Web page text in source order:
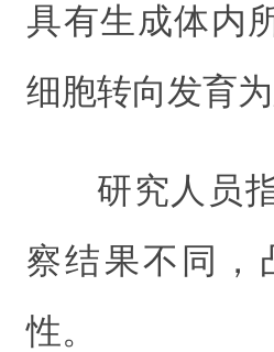
具有生成体内
细胞转向发育
研究人员
察结果不同，
性。